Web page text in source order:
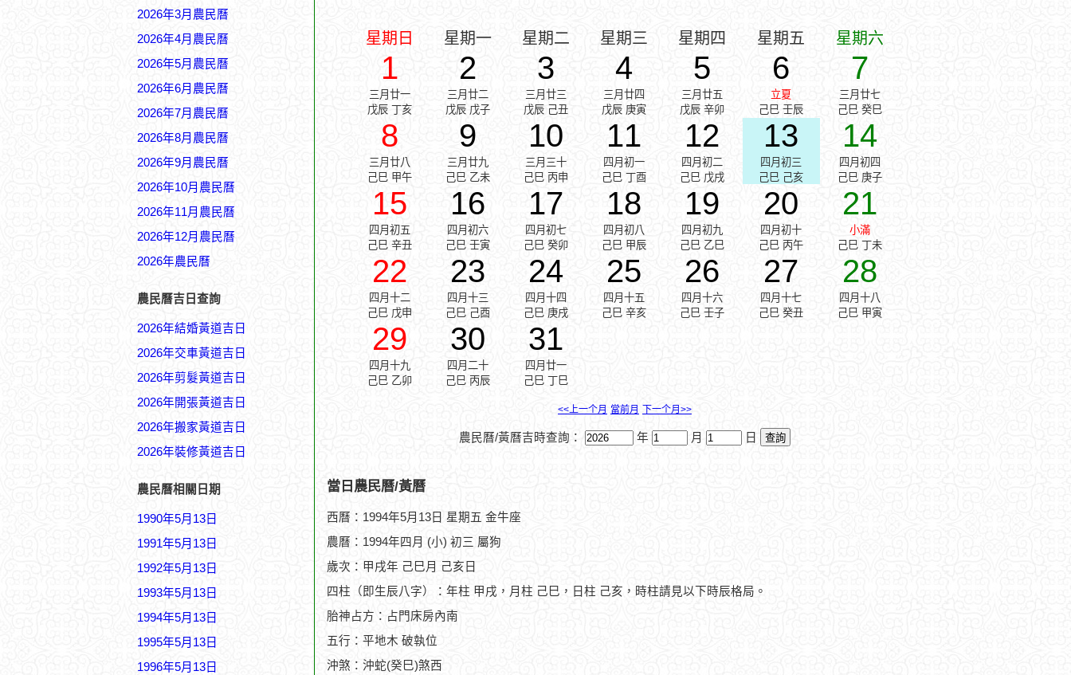
2026年3月農民曆
2026年4月農民曆
2026年5月農民曆
2026年6月農民曆
2026年7月農民曆
2026年8月農民曆
2026年9月農民曆
2026年10月農民曆
2026年11月農民曆
2026年12月農民曆
2026年農民曆
農民曆吉日查詢
2026年結婚黃道吉日
2026年交車黃道吉日
2026年剪髮黃道吉日
2026年開張黃道吉日
2026年搬家黃道吉日
2026年裝修黃道吉日
農民曆相關日期
1990年5月13日
1991年5月13日
1992年5月13日
1993年5月13日
1994年5月13日
1995年5月13日
1996年5月13日
星期日 星期一 星期二 星期三 星期四 星期五 星期六
1
三月廿一
戊辰 丁亥
2
三月廿二
戊辰 戊子
3
三月廿三
戊辰 己丑
4
三月廿四
戊辰 庚寅
5
三月廿五
戊辰 辛卯
6
立夏
己巳 壬辰
7
三月廿七
己巳 癸巳
8
三月廿八
己巳 甲午
9
三月廿九
己巳 乙未
10
三月三十
己巳 丙申
11
四月初一
己巳 丁酉
12
四月初二
己巳 戊戌
13
四月初三
己巳 己亥
14
四月初四
己巳 庚子
15
四月初五
己巳 辛丑
16
四月初六
己巳 壬寅
17
四月初七
己巳 癸卯
18
四月初八
己巳 甲辰
19
四月初九
己巳 乙巳
20
四月初十
己巳 丙午
21
小滿
己巳 丁未
22
四月十二
己巳 戊申
23
四月十三
己巳 己酉
24
四月十四
己巳 庚戌
25
四月十五
己巳 辛亥
26
四月十六
己巳 壬子
27
四月十七
己巳 癸丑
28
四月十八
己巳 甲寅
29
四月十九
己巳 乙卯
30
四月二十
己巳 丙辰
31
四月廿一
己巳 丁巳
<<上一个月 當前月 下一个月>>
農民曆/黃曆吉時查詢： 年 月 日
當日農民曆/黃曆
西曆：1994年5月13日 星期五 金牛座
農曆：1994年四月 (小) 初三 屬狗
歲次：甲戌年 己巳月 己亥日
四柱（即生辰八字）：年柱 甲戌，月柱 己巳，日柱 己亥，時柱請見以下時辰格局。
胎神占方：占門床房內南
五行：平地木 破執位
沖煞：沖蛇(癸巳)煞西